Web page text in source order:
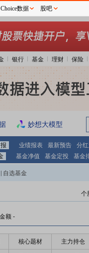
银行 基金 理财 保险
妙想大模型
业绩报表 最新预告 分
基金净值 基金定投 基金
自选基金
个
金额 -
核心题材 主力持仓
Choice数据 股吧